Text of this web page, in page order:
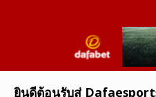
ยินดีต้อนรับสู่